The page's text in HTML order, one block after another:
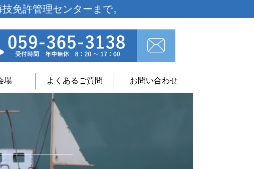
免許管理センターまで。
場 よくあるご質問 お問い合わせ